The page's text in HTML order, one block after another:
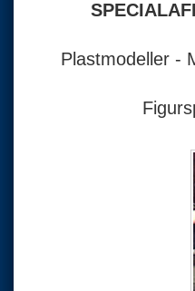
Plastmodeller -